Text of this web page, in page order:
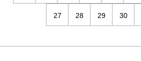
27 28 29 30